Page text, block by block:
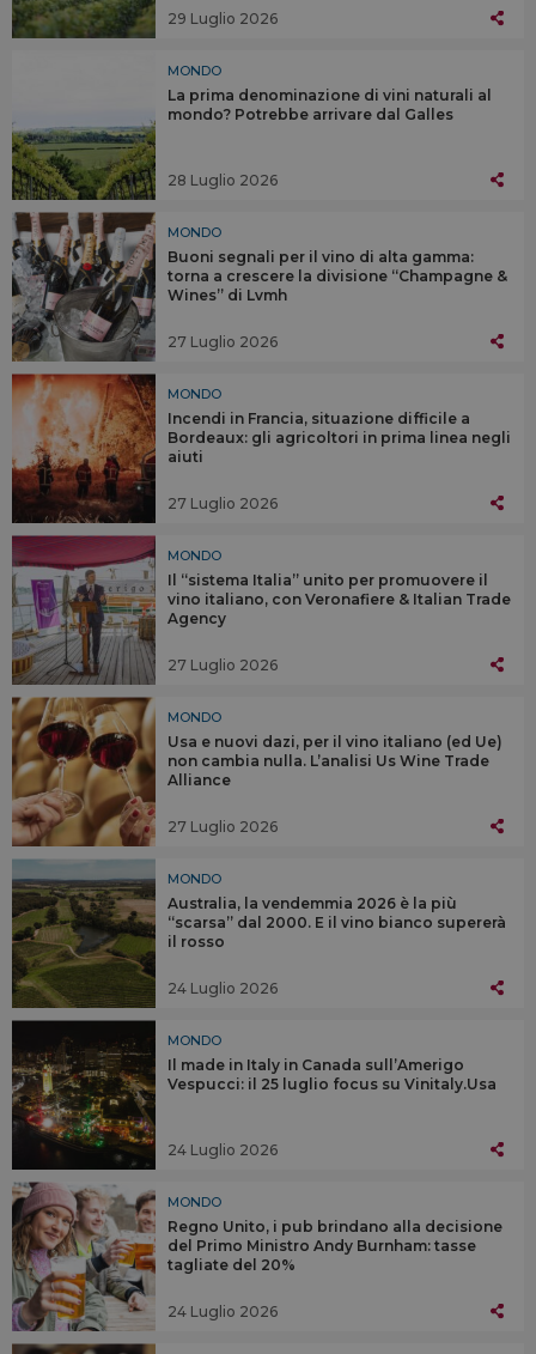
29 Luglio 2026
MONDO
La prima denominazione di vini naturali al
mondo? Potrebbe arrivare dal Galles
28 Luglio 2026
MONDO
Buoni segnali per il vino di alta gamma:
torna a crescere la divisione “Champagne &
Wines” di Lvmh
27 Luglio 2026
MONDO
Incendi in Francia, situazione difficile a
Bordeaux: gli agricoltori in prima linea negli
aiuti
27 Luglio 2026
MONDO
Il “sistema Italia” unito per promuovere il
vino italiano, con Veronafiere & Italian Trade
Agency
27 Luglio 2026
MONDO
Usa e nuovi dazi, per il vino italiano (ed Ue)
non cambia nulla. L’analisi Us Wine Trade
Alliance
27 Luglio 2026
MONDO
Australia, la vendemmia 2026 è la più
“scarsa” dal 2000. E il vino bianco supererà
il rosso
24 Luglio 2026
MONDO
Il made in Italy in Canada sull’Amerigo
Vespucci: il 25 luglio focus su Vinitaly.Usa
24 Luglio 2026
MONDO
Regno Unito, i pub brindano alla decisione
del Primo Ministro Andy Burnham: tasse
tagliate del 20%
24 Luglio 2026